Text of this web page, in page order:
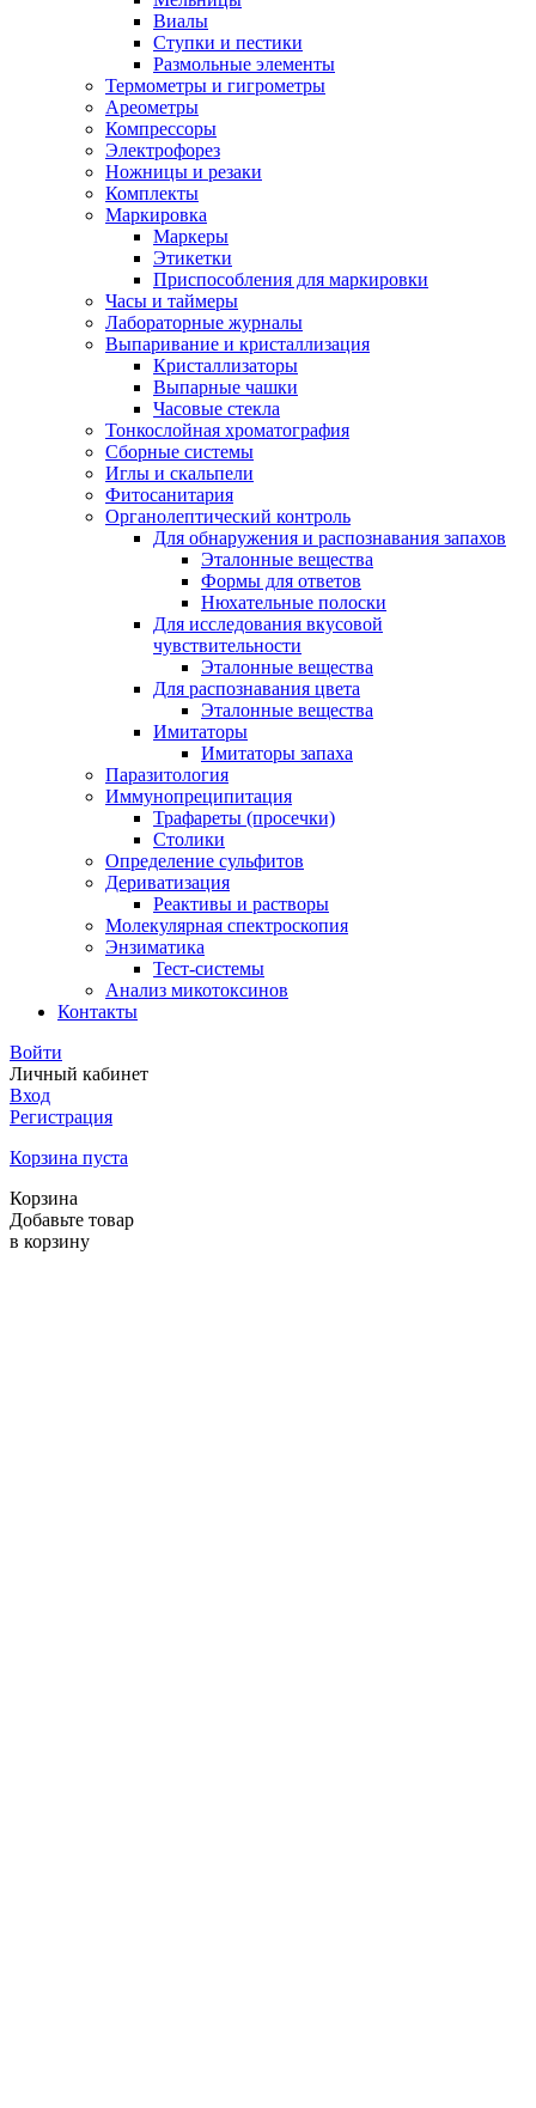
Виалы
Ступки и пестики
Размольные элементы
Термометры и гигрометры
Ареометры
Компрессоры
Электрофорез
Ножницы и резаки
Комплекты
Маркировка
Маркеры
Этикетки
Приспособления для маркировки
Часы и таймеры
Лабораторные журналы
Выпаривание и кристаллизация
Кристаллизаторы
Выпарные чашки
Часовые стекла
Тонкослойная хроматография
Сборные системы
Иглы и скальпели
Фитосанитария
Органолептический контроль
Для обнаружения и распознавания запахов
Эталонные вещества
Формы для ответов
Нюхательные полоски
Для исследования вкусовой
чувствительности
Эталонные вещества
Для распознавания цвета
Эталонные вещества
Имитаторы
Имитаторы запаха
Паразитология
Иммунопреципитация
Трафареты (просечки)
Столики
Определение сульфитов
Дериватизация
Реактивы и растворы
Молекулярная спектроскопия
Энзиматика
Тест-системы
Анализ микотоксинов
Контакты
Войти
Личный кабинет
Вход
Регистрация
Корзина пуста
Корзина
Добавьте товар
в корзину